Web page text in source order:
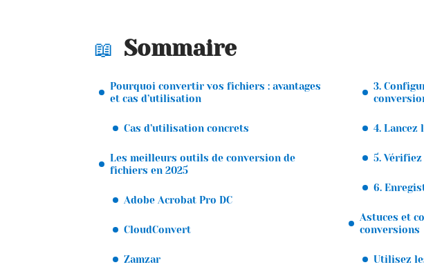
Sommaire
Pourquoi convertir vos fichiers : avantages
et cas d’utilisation
Cas d’utilisation concrets
Les meilleurs outils de conversion de
fichiers en 2025
Adobe Acrobat Pro DC
CloudConvert
Zamzar
3.
4. Lancez
5.
6.
Astuces et
conversions
Utilisez